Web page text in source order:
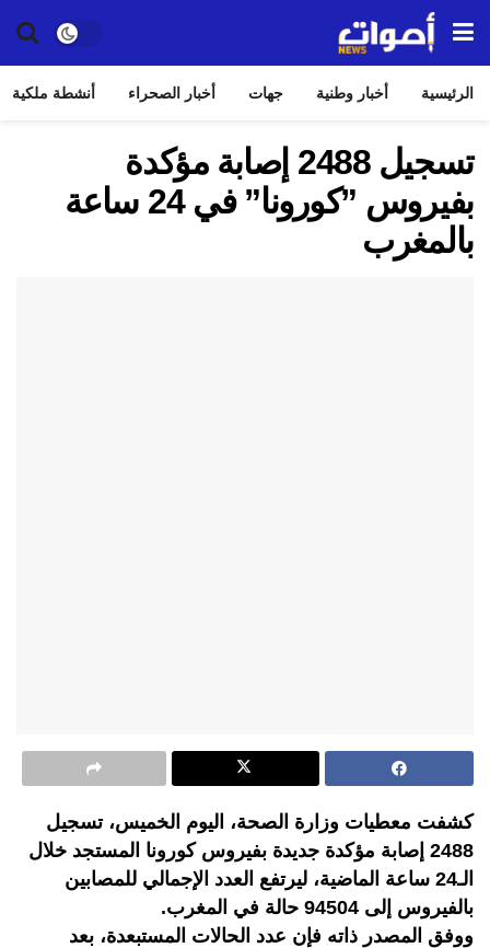
الرئيسية أخبار وطنية جهات أخبار الصحراء أنشطة ملكية
تسجيل 2488 إصابة مؤكدة
بفيروس ”كورونا” في 24 ساعة
بالمغرب
كشفت معطيات وزارة الصحة، اليوم الخميس، تسجيل
2488 إصابة مؤكدة جديدة بفيروس كورونا المستجد خلال
الـ24 ساعة الماضية، ليرتفع العدد الإجمالي للمصابين
بالفيروس إلى 94504 حالة في المغرب.
ووفق المصدر ذاته فإن عدد الحالات المستبعدة، بعد